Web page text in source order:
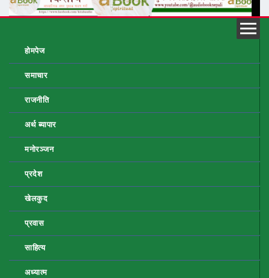
होमपेज
समाचार
राजनीति
अर्थ ब्यापार
मनोरञ्जन
प्रदेश
खेलकुद
प्रवास
साहित्य
अध्यात्म